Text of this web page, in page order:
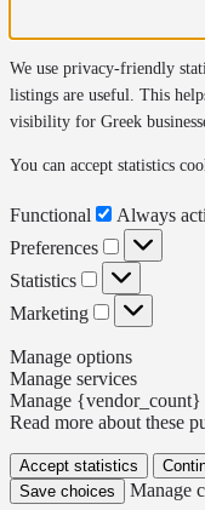
We use privacy-friendly
listings are useful. This
visibility for Greek
You can accept statistics
Functional Functional
Always
Preferences
Preferences
Statistics Statistics
Marketing Marketing
Manage options
Manage services
Manage {vendor_count}
Read more about these
Accept statistics
Save choices
Manage